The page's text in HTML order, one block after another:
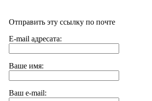
Отправить эту ссылку по почте
E-mail адресата:
Ваше имя:
Ваш e-mail: